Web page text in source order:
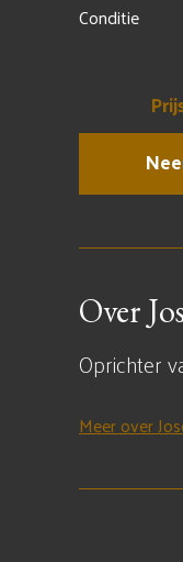
Conditie
Over
Oprichter
Meer over